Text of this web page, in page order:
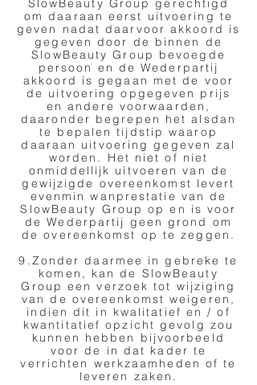
SlowBeauty Group gerechtigd
om daaraan eerst uitvoering te
geven nadat daarvoor akkoord is
gegeven door de binnen de
SlowBeauty Group bevoegde
persoon en de Wederpartij
akkoord is gegaan met de voor
de uitvoering opgegeven prijs
en andere voorwaarden,
daaronder begrepen het alsdan
te bepalen tijdstip waarop
daaraan uitvoering gegeven zal
worden. Het niet of niet
onmiddellijk uitvoeren van de
gewijzigde overeenkomst levert
evenmin wanprestatie van de
SlowBeauty Group op en is voor
de Wederpartij geen grond om
de overeenkomst op te zeggen.
9.Zonder daarmee in gebreke te
komen, kan de SlowBeauty
Group een verzoek tot wijziging
van de overeenkomst weigeren,
indien dit in kwalitatief en / of
kwantitatief opzicht gevolg zou
kunnen hebben bijvoorbeeld
voor de in dat kader te
verrichten werkzaamheden of te
leveren zaken.